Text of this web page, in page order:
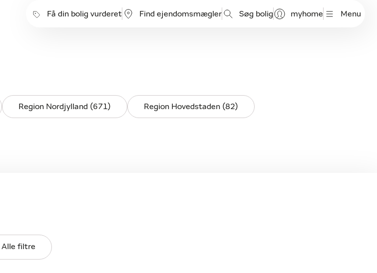
Få din bolig vurderet Find ejendomsmægler Søg bolig myhome Menu
Region Nordjylland (671) Region Hovedstaden (82)
Alle filtre